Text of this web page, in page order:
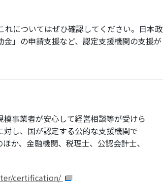
についてはぜひ確認してください。日本政
」の申請支援など、認定支援機関の支援が
事業者が安心して経営相談等が受けら
し、国が認定する公的な支援機関で
か、金融機関、税理士、公認会計士、
certification/